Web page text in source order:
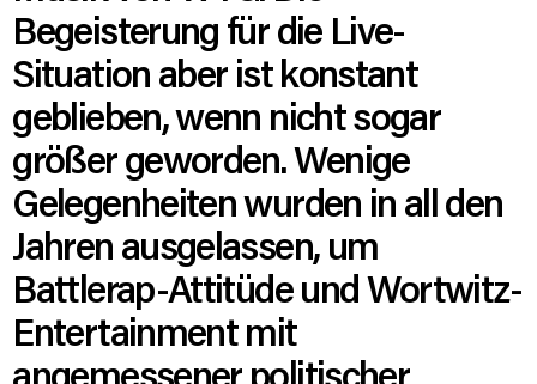
Begeisterung für die Live-
Situation aber ist konstant
geblieben, wenn nicht sogar
größer geworden. Wenige
Gelegenheiten wurden in all den
Jahren ausgelassen, um
Battlerap-Attitüde und Wortwitz-
Entertainment mit
angemessener politischer